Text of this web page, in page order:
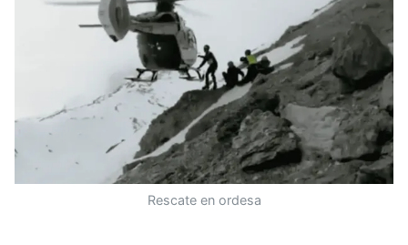
Rescate en ordesa